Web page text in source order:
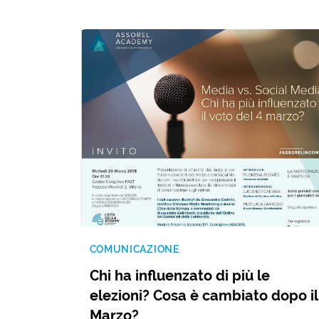
COMUNICAZIONE
Chi ha influenzato di più le
elezioni? Cosa è cambiato dopo